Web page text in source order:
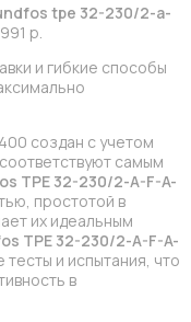
tpe 32-230/2-a-
р.
и гибкие способы
создан с учетом
самым
TPE 32-230/2-A-F-A-
простотой в
их идеальным
TPE 32-230/2-A-F-A-
и испытания, что
в